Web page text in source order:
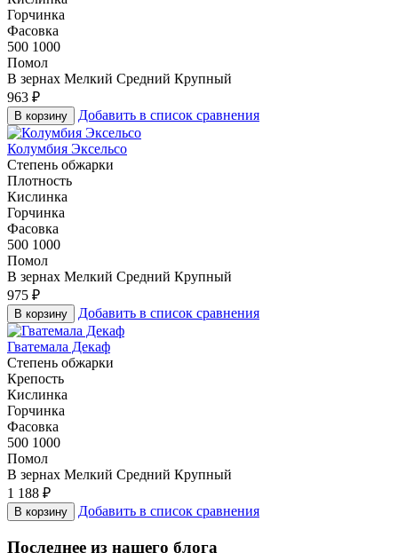
Горчинка
Фасовка
500 1000
Помол
В зернах Мелкий Средний Крупный
963 ₽
В корзину Добавить в список сравнения
Колумбия Эксельсо
Степень обжарки
Плотность
Кислинка
Горчинка
Фасовка
500 1000
Помол
В зернах Мелкий Средний Крупный
975 ₽
В корзину Добавить в список сравнения
Гватемала Декаф
Степень обжарки
Крепость
Кислинка
Горчинка
Фасовка
500 1000
Помол
В зернах Мелкий Средний Крупный
1 188 ₽
В корзину Добавить в список сравнения
Последнее из нашего блога